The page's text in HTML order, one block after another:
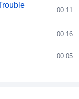
00:11
00:16
00:05